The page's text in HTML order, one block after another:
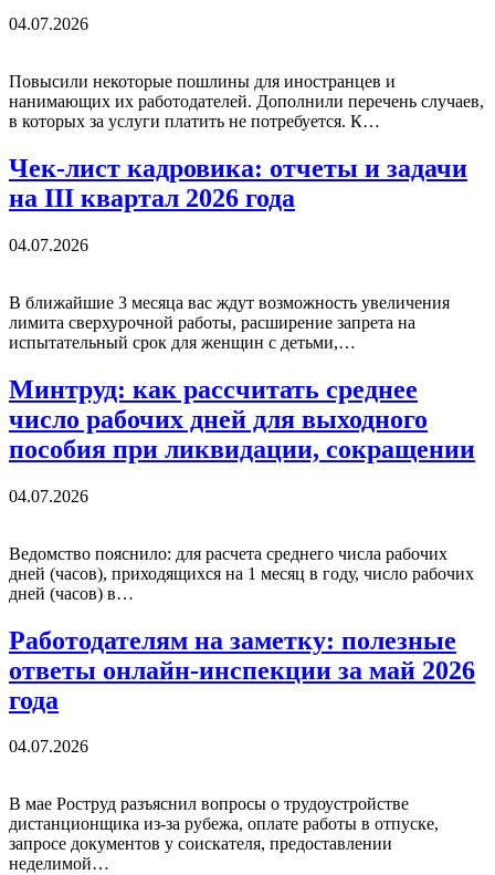
04.07.2026
Повысили некоторые пошлины для иностранцев и
нанимающих их работодателей. Дополнили перечень случаев,
в которых за услуги платить не потребуется. К…
Чек-лист кадровика: отчеты и задачи
на III квартал 2026 года
04.07.2026
В ближайшие 3 месяца вас ждут возможность увеличения
лимита сверхурочной работы, расширение запрета на
испытательный срок для женщин с детьми,…
Минтруд: как рассчитать среднее
число рабочих дней для выходного
пособия при ликвидации, сокращении
04.07.2026
Ведомство пояснило: для расчета среднего числа рабочих
дней (часов), приходящихся на 1 месяц в году, число рабочих
дней (часов) в…
Работодателям на заметку: полезные
ответы онлайн-инспекции за май 2026
года
04.07.2026
В мае Роструд разъяснил вопросы о трудоустройстве
дистанционщика из-за рубежа, оплате работы в отпуске,
запросе документов у соискателя, предоставлении
неделимой…